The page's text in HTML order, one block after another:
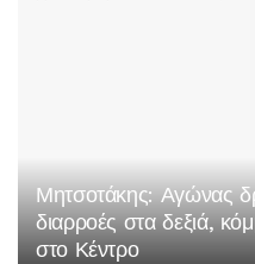
Μητσοτάκης: Αγώνας
διαρροές στα δεξιά,
στο Κέντρο